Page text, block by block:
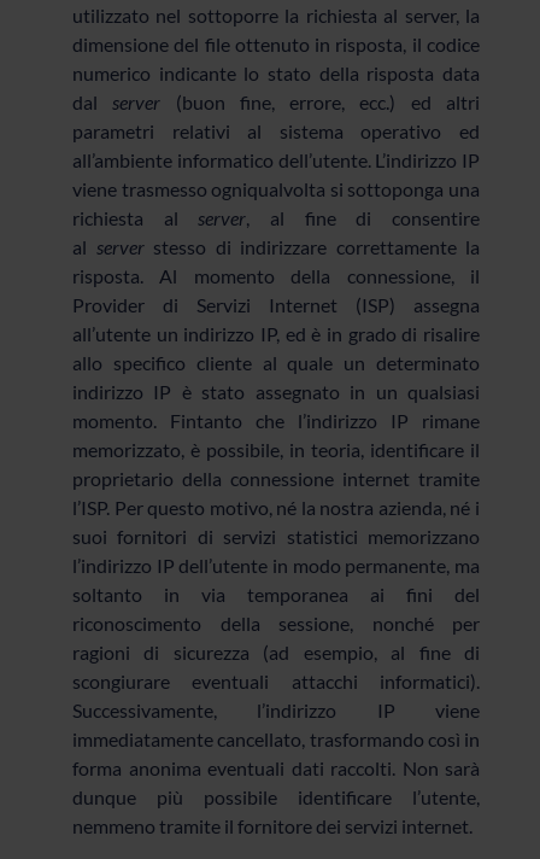
utilizzato nel sottoporre la richiesta al server, la
dimensione del file ottenuto in risposta, il codice
numerico indicante lo stato della risposta data
dalserver (buon fine, errore, ecc.) ed altri
parametri relativi al sistema operativo ed
all’ambiente informatico dell’utente. L’indirizzo IP
viene trasmesso ogniqualvolta si sottoponga una
richiesta alserver, al fine di consentire
al serverstesso di indirizzare correttamente la
risposta. Al momento della connessione, il
Provider di Servizi Internet (ISP) assegna
all’utente un indirizzo IP, ed è in grado di risalire
allo specifico cliente al quale un determinato
indirizzo IP è stato assegnato in un qualsiasi
momento. Fintanto che l’indirizzo IP rimane
memorizzato, è possibile, in teoria, identificare il
proprietario della connessione internet tramite
l’ISP. Per questo motivo, né la nostra azienda, né i
suoi fornitori di servizi statistici memorizzano
l’indirizzo IP dell’utente in modo permanente, ma
soltanto in via temporanea ai fini del
riconoscimento della sessione, nonché per
ragioni di sicurezza (ad esempio, al fine di
scongiurare eventuali attacchi informatici).
Successivamente, l’indirizzo IP viene
immediatamente cancellato, trasformando così in
forma anonima eventuali dati raccolti. Non sarà
dunque più possibile identificare l’utente,
nemmeno tramite il fornitore dei servizi internet.